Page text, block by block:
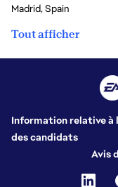
Madrid, Spain
Tout afficher
Information relative à
des candidats
Avis